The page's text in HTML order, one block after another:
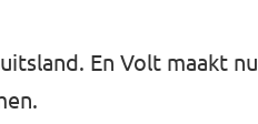
En Volt maakt nu